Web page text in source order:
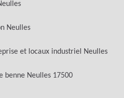
Neulles
et locaux industriel Neulles
benne Neulles 17500